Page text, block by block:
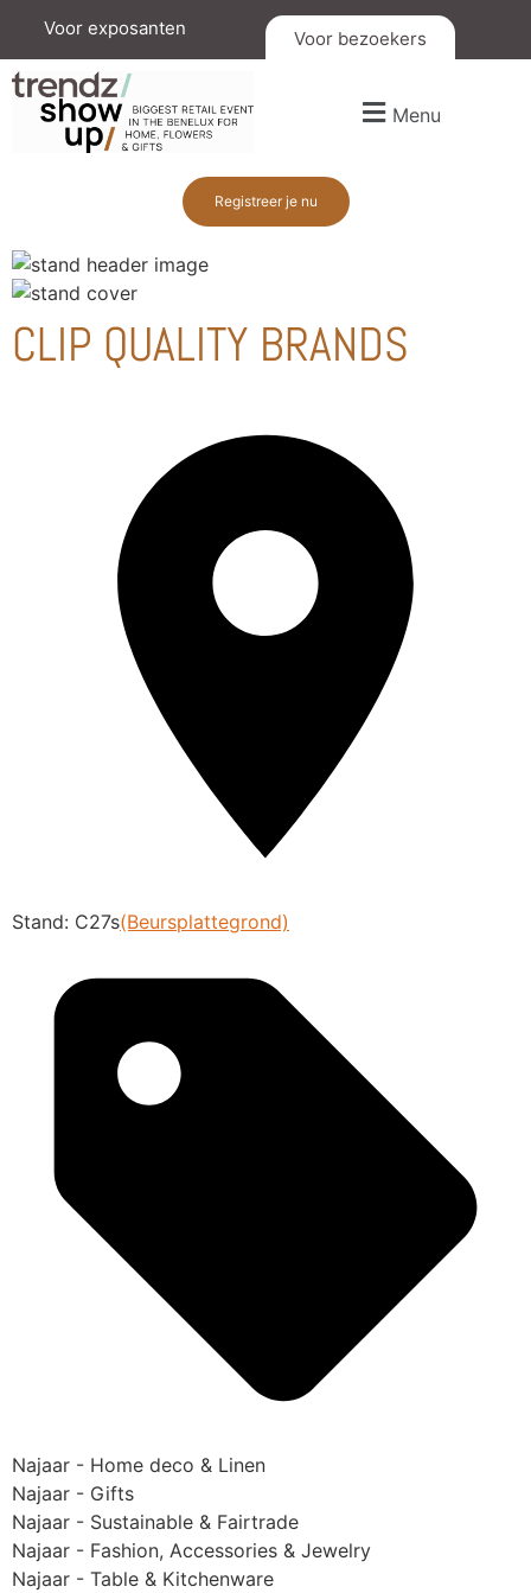
Voor exposanten Voor bezoekers
Menu
Registreer je nu
CLIP QUALITY BRANDS
Stand: C27s(Beursplattegrond)
Najaar - Home deco & Linen
Najaar - Gifts
Najaar - Sustainable & Fairtrade
Najaar - Fashion, Accessories & Jewelry
Najaar - Table & Kitchenware